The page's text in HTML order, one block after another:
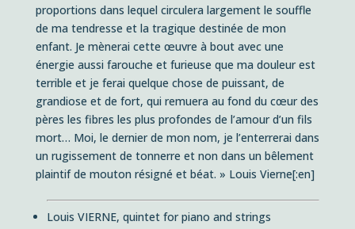
proportions dans lequel circulera largement le souffle
de ma tendresse et la tragique destinée de mon
enfant. Je mènerai cette œuvre à bout avec une
énergie aussi farouche et furieuse que ma douleur est
terrible et je ferai quelque chose de puissant, de
grandiose et de fort, qui remuera au fond du cœur des
pères les fibres les plus profondes de l’amour d’un fils
mort… Moi, le dernier de mon nom, je l’enterrerai dans
un rugissement de tonnerre et non dans un bêlement
plaintif de mouton résigné et béat. » Louis Vierne[:en]
Louis VIERNE, quintet for piano and strings